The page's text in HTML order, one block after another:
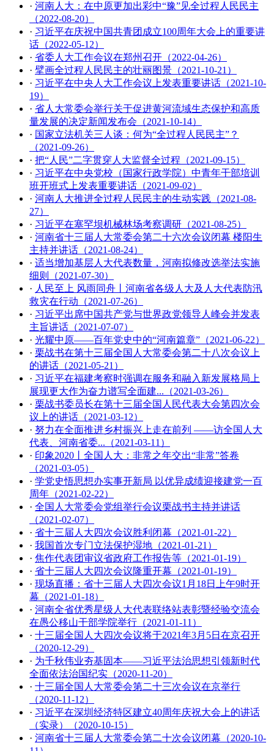
· 河南人大：在中原更加出彩中“豫”见全过程人民民主
（2022-08-20）
· 习近平在庆祝中国共青团成立100周年大会上的重要讲
话（2022-05-12）
· 省委人大工作会议在郑州召开（2022-04-26）
· 擘画全过程人民民主的壮丽图景（2021-10-21）
· 习近平在中央人大工作会议上发表重要讲话（2021-10-
19）
· 省人大常委会举行关于促进黄河流域生态保护和高质
量发展的决定新闻发布会（2021-10-14）
· 国家立法机关三人谈：何为“全过程人民民主”？
（2021-09-26）
· 把“人民”二字贯穿人大监督全过程（2021-09-15）
· 习近平在中央党校（国家行政学院）中青年干部培训
班开班式上发表重要讲话（2021-09-02）
· 河南人大推进全过程人民民主的生动实践（2021-08-
27）
· 习近平在塞罕坝机械林场考察调研（2021-08-25）
· 河南省十三届人大常委会第二十六次会议闭幕 楼阳生
主持并讲话（2021-08-24）
· 适当增加基层人大代表数量，河南拟修改选举法实施
细则（2021-07-30）
· 人民至上 风雨同舟丨河南省各级人大及人大代表防汛
救灾在行动（2021-07-26）
· 习近平出席中国共产党与世界政党领导人峰会并发表
主旨讲话（2021-07-07）
· 光耀中原——百年党史中的“河南篇章”（2021-06-22）
· 栗战书在第十三届全国人大常委会第二十八次会议上
的讲话（2021-05-21）
· 习近平在福建考察时强调在服务和融入新发展格局上
展现更大作为奋力谱写全面建...（2021-03-26）
· 栗战书委员长在第十三届全国人民代表大会第四次会
议上的讲话（2021-03-12）
· 努力在全面推进乡村振兴上走在前列 ——访全国人大
代表、河南省委...（2021-03-11）
· 印象2020丨全国人大：非常之年交出“非常”答卷
（2021-03-05）
· 学党史悟思想办实事开新局 以优异成绩迎接建党一百
周年（2021-02-22）
· 全国人大常委会党组举行会议栗战书主持并讲话
（2021-02-07）
· 省十三届人大四次会议胜利闭幕（2021-01-22）
· 我国首次专门立法保护湿地（2021-01-21）
· 焦作代表团审议省政府工作报告等（2021-01-19）
· 省十三届人大四次会议隆重开幕（2021-01-19）
· 现场直播：省十三届人大四次会议1月18日上午9时开
幕（2021-01-18）
· 河南全省优秀星级人大代表联络站表彰暨经验交流会
在愚公移山干部学院举行（2021-01-11）
· 十三届全国人大四次会议将于2021年3月5日在京召开
（2020-12-29）
· 为千秋伟业夯基固本——习近平法治思想引领新时代
全面依法治国纪实（2020-11-20）
· 十三届全国人大常委会第二十三次会议在京举行
（2020-11-12）
· 习近平在深圳经济特区建立40周年庆祝大会上的讲话
（实录）（2020-10-15）
· 河南省十三届人大常委会第二十次会议闭幕（2020-10-